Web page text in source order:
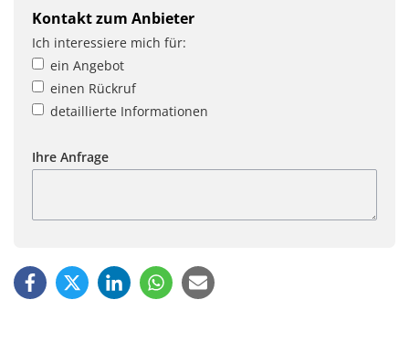
Kontakt zum Anbieter
Ich interessiere mich für:
ein Angebot
einen Rückruf
detaillierte Informationen
Ihre Anfrage